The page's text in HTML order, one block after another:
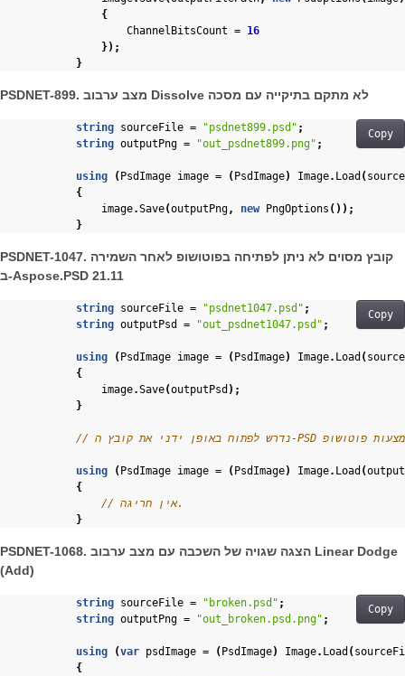
{
ChannelBitsCount = 16
});
}
PSDNET-899. מצב ערבוב Dissolve לא מתקם בתיקייה עם מסכה
Copy
string sourceFile = "psdnet899.psd" ;
string outputPng = "out_psdnet899.png" ;
using ( PsdImage image = ( PsdImage) Image. Load (
{
image.Save(outputPng, new PngOptions ());
}
PSDNET-1047. קובץ מסוים לא ניתן לפתיחה בפוטושופ לאחר השמירה
ב-Aspose.PSD 21.11
Copy
string sourceFile = "psdnet1047.psd" ;
string outputPsd = "out_psdnet1047.psd" ;
using ( PsdImage image = ( PsdImage) Image. Load (
{
image.Save(outputPsd );
}
using ( PsdImage image = ( PsdImage) Image. Load (
{
// אין חריגה.
}
PSDNET-1068. הצגה שגויה של השכבה עם מצב ערבוב Linear Dodge
(Add)
Copy
string sourceFile = "broken.psd" ;
string outputPng = "out_broken.psd.png" ;
using (var psdImage = ( PsdImage) Image. Load (
{